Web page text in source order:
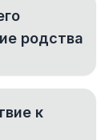
родства
к